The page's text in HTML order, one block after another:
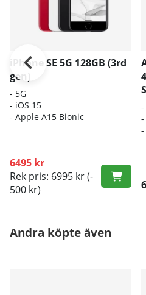
iPhone SE 5G 128GB (3rd
gen)
- 5G
- iOS 15
- Apple A15 Bionic
6495 kr
Rek pris: 6995 kr(-
500 kr)
-
-
-
Andra köpte även